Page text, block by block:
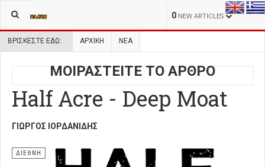
0 NEW ARTICLES
ΒΡΊΣΚΕΣΤΕ ΕΔΏ: ΑΡΧΙΚΉ ΝΕΑ
ΜΟΙΡΑΣΤΕΙΤΕ ΤΟ ΑΡΘΡΟ
Half Acre - Deep Moat
ΓΙΏΡΓΟΣ ΙΟΡΔΑΝΊΔΗΣ
ΔΙΕΘΝΗ